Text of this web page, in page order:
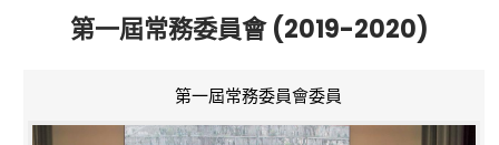
第一屆常務委員會 (2019-2020)
第一屆常務委員會委員